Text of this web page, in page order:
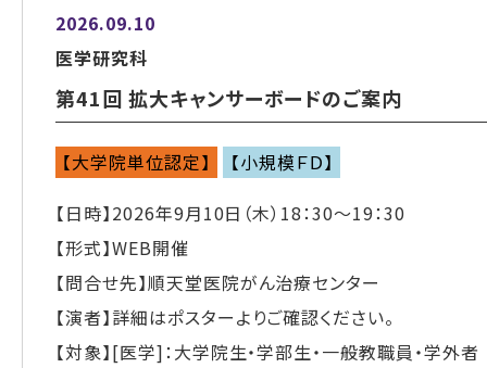
2026.09.10
医学研究科
第41回 拡大キャンサーボードのご案内
【大学院単位認定】
【小規模ＦＤ】
【日時】2026年9月10日（木）18：30～19：30
【形式】WEB開催
【問合せ先】順天堂医院がん治療センター
【演者】詳細はポスターよりご確認ください。
【対象】[医学]：大学院生・学部生・一般教職員・学外者